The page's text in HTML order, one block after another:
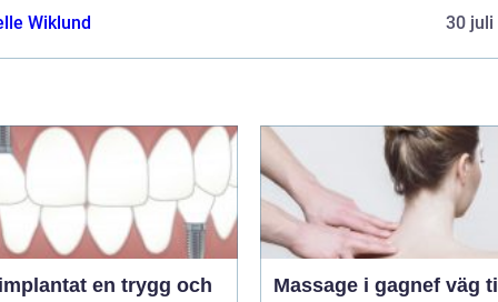
Wiklund
30 juli
en trygg och
Massage i gagnef väg till